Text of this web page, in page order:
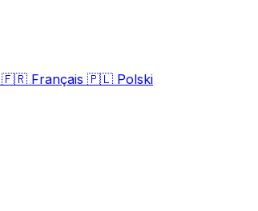
🇫🇷 Français 🇵🇱 Polski